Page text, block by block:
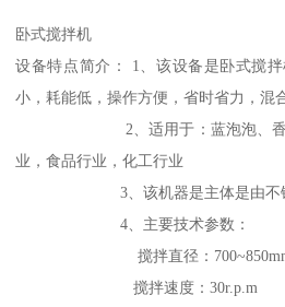
卧式搅拌机
设备特点简介： 1、该设备是卧式搅
小，耗能低，操作方便，省时省力，混
2、适用于：蓝泡泡、香皂、
业，食品行业，化工行业
3、该机器是主体是由不锈
4、主要技术参数：
搅拌直径：
搅拌速度：30r.p.m